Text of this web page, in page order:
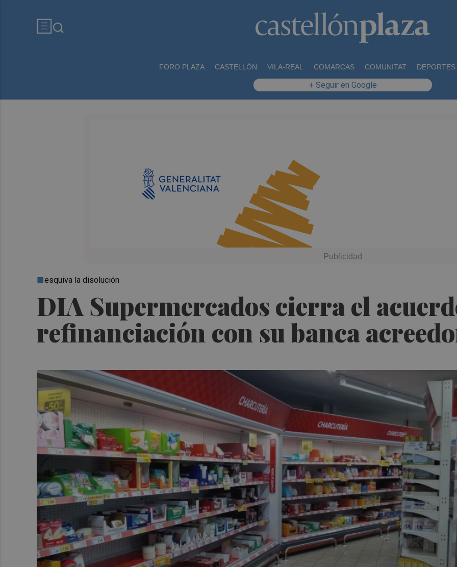
FORO PLAZA CASTELLÓN VILA-REAL COMARCAS COMUNITAT DEPORTES
+ Seguir en Google
DIA Supermercados cierra el
refinanciación con su banca
esquiva la disolución